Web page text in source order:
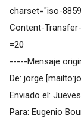
charset="iso-
Content-
=20
-----Mensaje
De: jorge [mailto:
Enviado el:
Para: Eugenio